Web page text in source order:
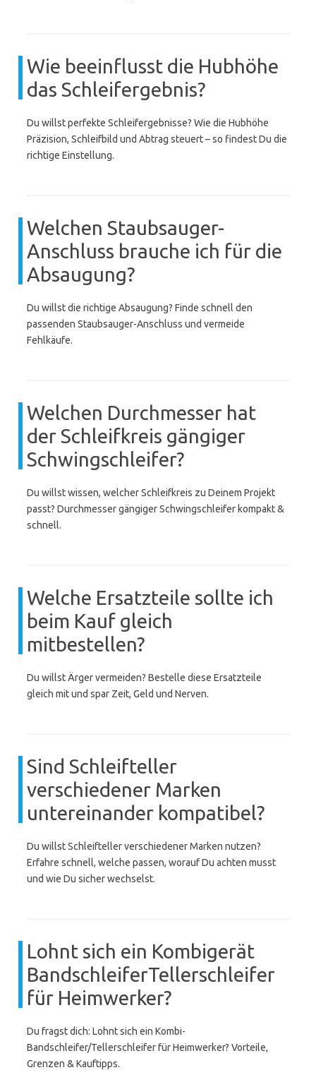
Wie beeinflusst die Hubhöhe
das Schleifergebnis?
Du willst perfekte Schleifergebnisse? Wie die Hubhöhe
Präzision, Schleifbild und Abtrag steuert – so findest Du die
richtige Einstellung.
Welchen Staubsauger-
Anschluss brauche ich für die
Absaugung?
Du willst die richtige Absaugung? Finde schnell den
passenden Staubsauger-Anschluss und vermeide
Fehlkäufe.
Welchen Durchmesser hat
der Schleifkreis gängiger
Schwingschleifer?
Du willst wissen, welcher Schleifkreis zu Deinem Projekt
passt? Durchmesser gängiger Schwingschleifer kompakt &
schnell.
Welche Ersatzteile sollte ich
beim Kauf gleich
mitbestellen?
Du willst Ärger vermeiden? Bestelle diese Ersatzteile
gleich mit und spar Zeit, Geld und Nerven.
Sind Schleifteller
verschiedener Marken
untereinander kompatibel?
Du willst Schleifteller verschiedener Marken nutzen?
Erfahre schnell, welche passen, worauf Du achten musst
und wie Du sicher wechselst.
Lohnt sich ein Kombigerät
BandschleiferTellerschleifer
für Heimwerker?
Du fragst dich: Lohnt sich ein Kombi-
Bandschleifer/Tellerschleifer für Heimwerker? Vorteile,
Grenzen & Kauftipps.